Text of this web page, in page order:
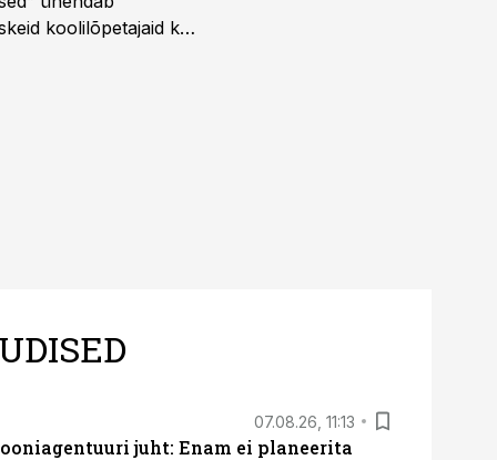
koolilõpetajaid kui
07.08.26, 11:13
juht: Enam ei planeerita